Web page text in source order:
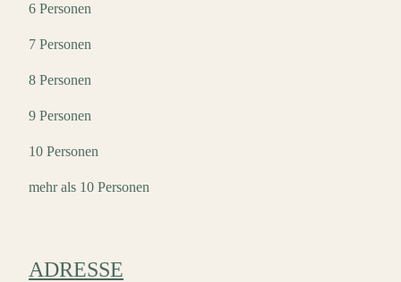
6 Personen
7 Personen
8 Personen
9 Personen
10 Personen
mehr als 10 Personen
ADRESSE